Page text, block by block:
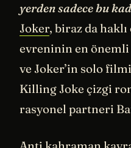
yerden sadece bu
Joker, biraz da
evreninin en
ve Joker’in solo
Killing Joke çizgi
rasyonel partneri